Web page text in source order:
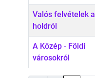
Valós felvételek a
holdról
A Közép - Földi
városokról